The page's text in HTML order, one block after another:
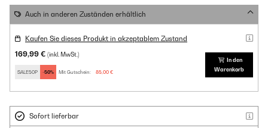
Auch in anderen Zuständen erhältlich
Kaufen Sie dieses Produkt in akzeptablem Zustand
169,99 € (inkl. MwSt.)
SALE50P -50% Mit Gutschein: 85,00 €
In den
Warenkorb
Sofort lieferbar